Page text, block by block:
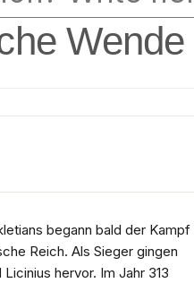
Wende
begann bald der Kampf
Reich. Als Sieger gingen
Licinius hervor. Im Jahr 313